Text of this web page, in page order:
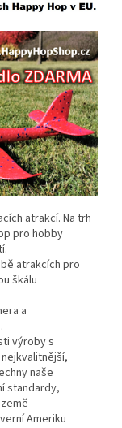
atrakcí. Na trh
pro hobby
atrakcích pro
škálu
a
výroby s
naše
standardy,
Ameriku